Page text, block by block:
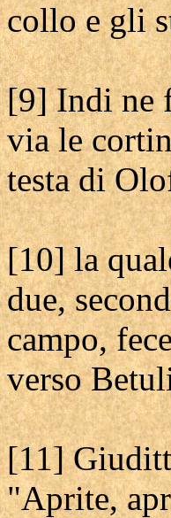
collo e gli
[9] Indi ne
via le
testa di
[10] la
due,
campo,
verso
[11]
"Aprite,